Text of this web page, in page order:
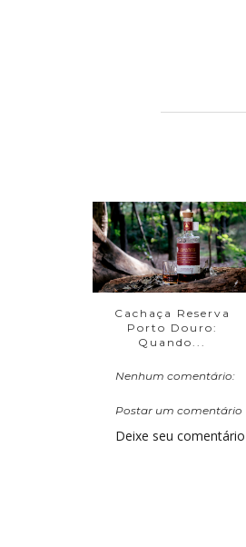
Cachaça Reserva
Porto Douro:
Quando...
Nenhum comentário:
Postar um comentário
Deixe seu comentário